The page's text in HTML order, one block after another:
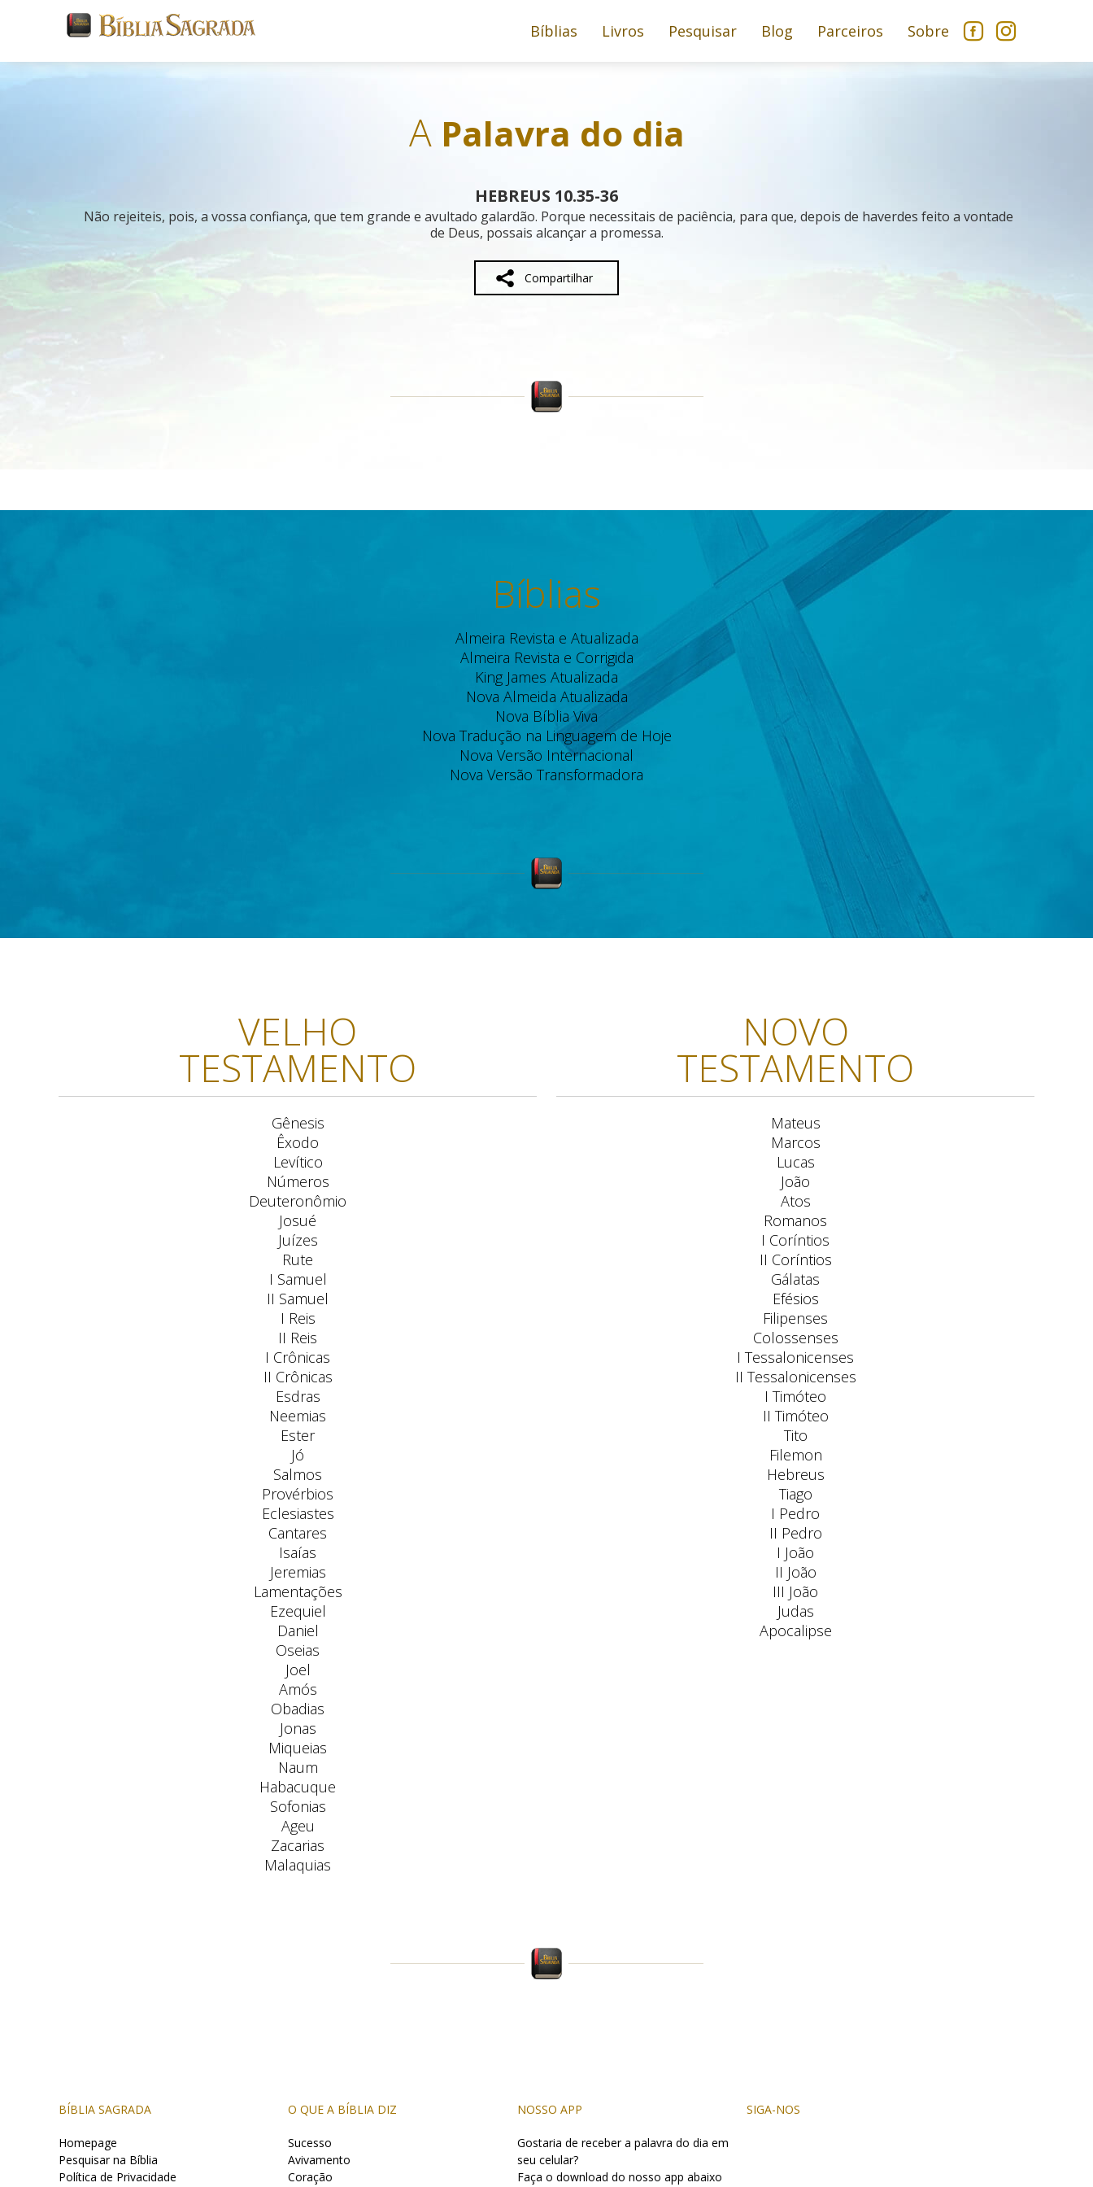
Bíblias Livros Pesquisar Blog Parceiros Sobre
APalavra do dia
HEBREUS 10.35-36
Não rejeiteis, pois, a vossa confiança, que tem grande e avultado galardão. Porque necessitais de paciência, para que, depois de haverdes feito a vontade
de Deus, possais alcançar a promessa.
Compartilhar
Bíblias
Almeira Revista e Atualizada
Almeira Revista e Corrigida
King James Atualizada
Nova Almeida Atualizada
Nova Bíblia Viva
Nova Tradução na Linguagem de Hoje
Nova Versão Internacional
Nova Versão Transformadora
VELHO
TESTAMENTO
Gênesis
Êxodo
Levítico
Números
Deuteronômio
Josué
Juízes
Rute
I Samuel
II Samuel
I Reis
II Reis
I Crônicas
II Crônicas
Esdras
Neemias
Ester
Jó
Salmos
Provérbios
Eclesiastes
Cantares
Isaías
Jeremias
Lamentações
Ezequiel
Daniel
Oseias
Joel
Amós
Obadias
Jonas
Miqueias
Naum
Habacuque
Sofonias
Ageu
Zacarias
Malaquias
NOVO
TESTAMENTO
Mateus
Marcos
Lucas
João
Atos
Romanos
I Coríntios
II Coríntios
Gálatas
Efésios
Filipenses
Colossenses
I Tessalonicenses
II Tessalonicenses
I Timóteo
II Timóteo
Tito
Filemon
Hebreus
Tiago
I Pedro
II Pedro
I João
II João
III João
Judas
Apocalipse
BÍBLIA SAGRADA
Homepage
Pesquisar na Bíblia
Política de Privacidade
O QUE A BÍBLIA DIZ
Sucesso
Avivamento
Coração
NOSSO APP
Gostaria de receber a palavra do dia em
seu celular?
Faça o download do nosso app abaixo
SIGA-NOS